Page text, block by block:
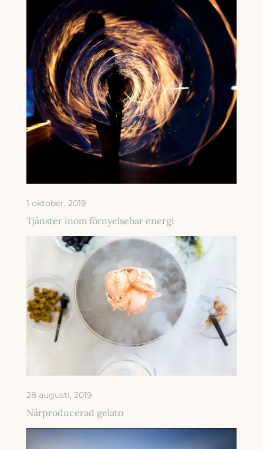
1 oktober, 2019
Tjänster inom förnyelsebar energi
28 augusti, 2019
Närproducerad gelato